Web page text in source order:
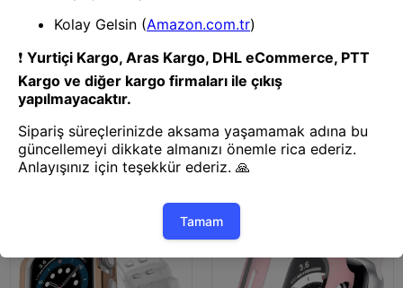
Saat Kordonu
Mey İthalat® Watch 38mm
Star Kordon - Benekli Lacivert
Star Kordon - Benekli Siyah